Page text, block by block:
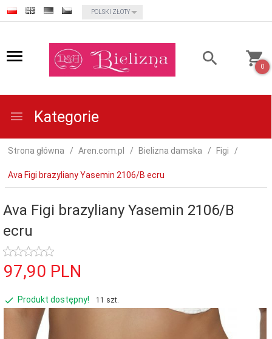
currency_h
POLSKI ZŁOTY
0
Kategorie
Strona główna Aren.com.pl Bielizna damska Figi
Ava Figi brazyliany Yasemin 2106/B ecru
Ava Figi brazyliany Yasemin 2106/B
ecru
97,90 PLN
Produkt dostępny! 11 szt.